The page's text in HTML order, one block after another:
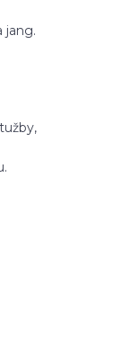
jang.